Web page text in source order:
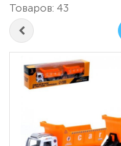
Товаров: 43